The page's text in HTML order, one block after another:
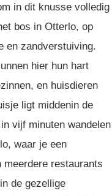
in dit knusse volledig
bos in Otterlo, op
en zandverstuiving.
hier hun hart
en huisdieren
ligt middenin de
vijf minuten wandelen
waar je een
restaurants
de gezellige